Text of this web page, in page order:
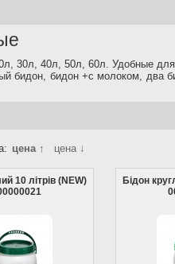
30л, 40л, 50л, 60л. Удобные
бидон, бидон +с молоком, два
цена ↑ цена ↓
10 літрів (NEW)
Бідон